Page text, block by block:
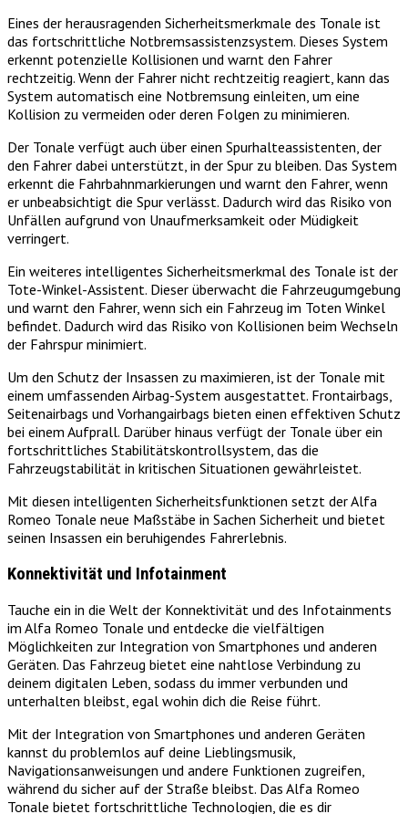
Eines der herausragenden Sicherheitsmerkmale des Tonale ist
das fortschrittliche Notbremsassistenzsystem. Dieses System
erkennt potenzielle Kollisionen und warnt den Fahrer
rechtzeitig. Wenn der Fahrer nicht rechtzeitig reagiert, kann das
System automatisch eine Notbremsung einleiten, um eine
Kollision zu vermeiden oder deren Folgen zu minimieren.
Der Tonale verfügt auch über einen Spurhalteassistenten, der
den Fahrer dabei unterstützt, in der Spur zu bleiben. Das System
erkennt die Fahrbahnmarkierungen und warnt den Fahrer, wenn
er unbeabsichtigt die Spur verlässt. Dadurch wird das Risiko von
Unfällen aufgrund von Unaufmerksamkeit oder Müdigkeit
verringert.
Ein weiteres intelligentes Sicherheitsmerkmal des Tonale ist der
Tote-Winkel-Assistent. Dieser überwacht die Fahrzeugumgebung
und warnt den Fahrer, wenn sich ein Fahrzeug im Toten Winkel
befindet. Dadurch wird das Risiko von Kollisionen beim Wechseln
der Fahrspur minimiert.
Um den Schutz der Insassen zu maximieren, ist der Tonale mit
einem umfassenden Airbag-System ausgestattet. Frontairbags,
Seitenairbags und Vorhangairbags bieten einen effektiven Schutz
bei einem Aufprall. Darüber hinaus verfügt der Tonale über ein
fortschrittliches Stabilitätskontrollsystem, das die
Fahrzeugstabilität in kritischen Situationen gewährleistet.
Mit diesen intelligenten Sicherheitsfunktionen setzt der Alfa
Romeo Tonale neue Maßstäbe in Sachen Sicherheit und bietet
seinen Insassen ein beruhigendes Fahrerlebnis.
Konnektivität und Infotainment
Tauche ein in die Welt der Konnektivität und des Infotainments
im Alfa Romeo Tonale und entdecke die vielfältigen
Möglichkeiten zur Integration von Smartphones und anderen
Geräten. Das Fahrzeug bietet eine nahtlose Verbindung zu
deinem digitalen Leben, sodass du immer verbunden und
unterhalten bleibst, egal wohin dich die Reise führt.
Mit der Integration von Smartphones und anderen Geräten
kannst du problemlos auf deine Lieblingsmusik,
Navigationsanweisungen und andere Funktionen zugreifen,
während du sicher auf der Straße bleibst. Das Alfa Romeo
Tonale bietet fortschrittliche Technologien, die es dir